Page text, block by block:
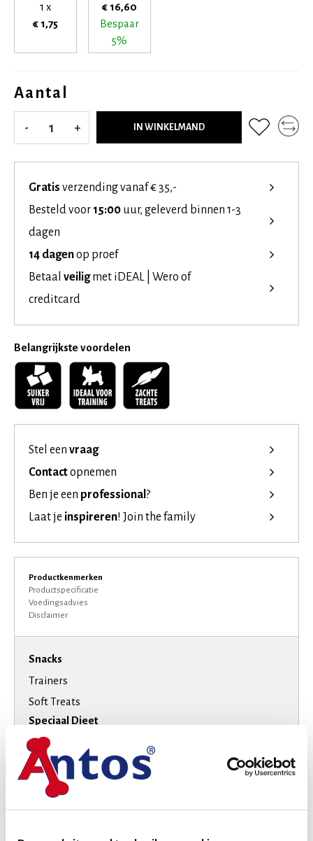
1 x
€ 1,75
€ 16,60
Bespaar
5%
Aantal
- + IN WINKELMAND
Gratis verzending vanaf € 35,-
Besteld voor 15:00 uur, geleverd binnen 1-3
dagen
14 dagenop proef
Betaal veiligmet iDEAL | Wero of
creditcard
Belangrijkste voordelen
Stel een vraag
Contactopnemen
Ben je een professional ?
Laat je inspireren! Join the family
Productkenmerken
Productspecificatie
Voedingsadvies
Disclaimer
Snacks
Trainers
Soft Treats
Speciaal Dieet
Suikervrij
Smaak
Hondenras